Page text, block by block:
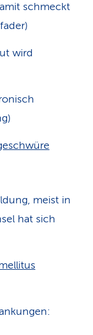
schmeckt
wird
meist in
hat sich